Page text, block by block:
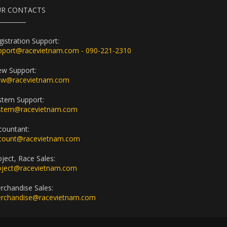
CONTACTS
Support:
- 090-221-2310
Support:
Support:
Race Sales:
Sales: